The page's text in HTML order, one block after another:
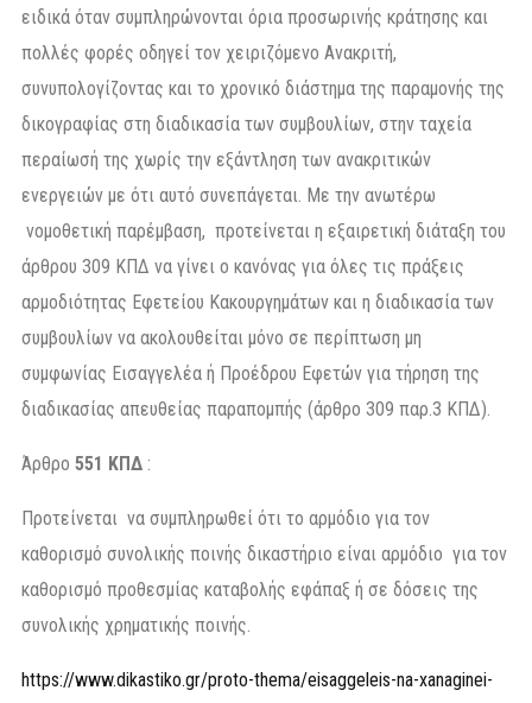
ειδικά όταν συμπληρώνονται όρια προσωρινής κράτησης και
πολλές φορές οδηγεί τον χειριζόμενο Ανακριτή,
συνυπολογίζοντας και το χρονικό διάστημα της παραμονής της
δικογραφίας στη διαδικασία των συμβουλίων, στην ταχεία
περαίωσή της χωρίς την εξάντληση των ανακριτικών
ενεργειών με ότι αυτό συνεπάγεται. Με την ανωτέρω
νομοθετική παρέμβαση, προτείνεται η εξαιρετική διάταξη του
άρθρου 309 ΚΠΔ να γίνει ο κανόνας για όλες τις πράξεις
αρμοδιότητας Εφετείου Κακουργημάτων και η διαδικασία των
συμβουλίων να ακολουθείται μόνο σε περίπτωση μη
συμφωνίας Εισαγγελέα ή Προέδρου Εφετών για τήρηση της
διαδικασίας απευθείας παραπομπής (άρθρο 309 παρ.3 ΚΠΔ).
Άρθρο 551 ΚΠΔ :
Προτείνεται να συμπληρωθεί ότι το αρμόδιο για τον
καθορισμό συνολικής ποινής δικαστήριο είναι αρμόδιο για τον
καθορισμό προθεσμίας καταβολής εφάπαξ ή σε δόσεις της
συνολικής χρηματικής ποινής.
https://www.dikastiko.gr/proto-thema/eisaggeleis-na-xanaginei-